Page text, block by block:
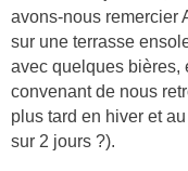
avons-nous remercier
sur une terrasse
avec quelques bières,
convenant de nous
plus tard en hiver et
sur 2 jours ?).